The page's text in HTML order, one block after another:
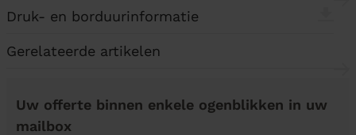
Druk- en borduurinformatie
Gerelateerde artikelen
Uw offerte binnen enkele ogenblikken in uw
mailbox